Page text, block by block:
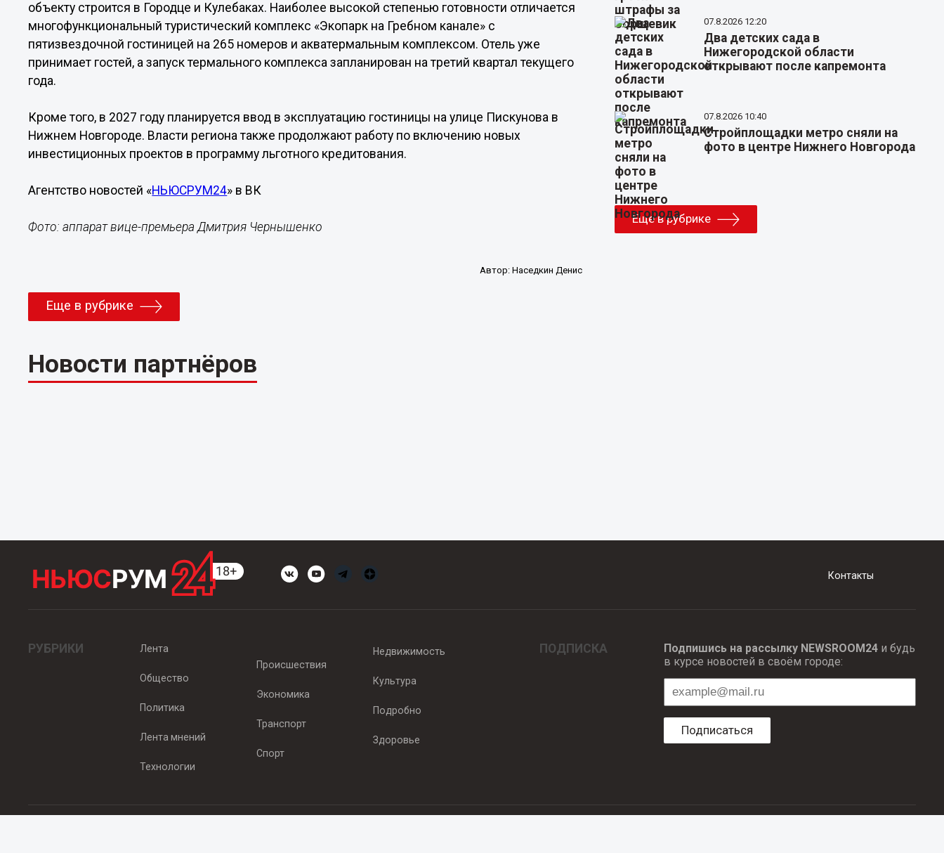
объекту строится в Городце и Кулебаках. Наиболее высокой степенью готовности отличается
многофункциональный туристический комплекс «Экопарк на Гребном канале» с
пятизвездочной гостиницей на 265 номеров и акватермальным комплексом. Отель уже
принимает гостей, а запуск термального комплекса запланирован на третий квартал текущего
года.
Кроме того, в 2027 году планируется ввод в эксплуатацию гостиницы на улице Пискунова в
Нижнем Новгороде. Власти региона также продолжают работу по включению новых
инвестиционных проектов в программу льготного кредитования.
Агентство новостей «НЬЮСРУМ24» в ВК
Фото: аппарат вице-премьера Дмитрия Чернышенко
Автор: Наседкин Денис
Еще в рубрике
Новости партнёров
07.8.2026 12:20
Два детских сада в
Нижегородской области
открывают после капремонта
07.8.2026 10:40
Стройплощадки метро сняли на
фото в центре Нижнего Новгорода
Еще в рубрике
Контакты
РУБРИКИ Лента
Общество
Политика
Лента мнений
Технологии
Происшествия
Экономика
Транспорт
Спорт
Недвижимость
Культура
Подробно
Здоровье
ПОДПИСКА Подпишись на рассылку NEWSROOM24и будь
в курсе новостей в своём городе:
Подписаться